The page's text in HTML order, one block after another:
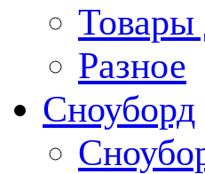
Товары
Разное
Сноуборд